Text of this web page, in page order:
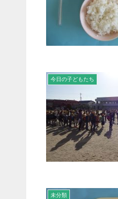
今日の子どもたち
未分類